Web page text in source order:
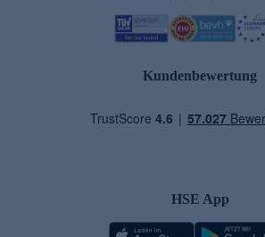
Kundenbewertung
HSE App